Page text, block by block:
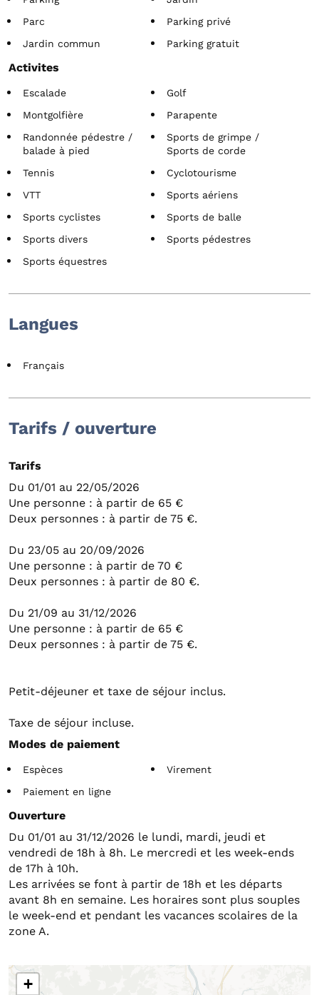
Parc
Parking privé
Jardin commun
Parking gratuit
Activites
Escalade
Golf
Montgolfière
Parapente
Randonnée pédestre /
balade à pied
Sports de grimpe /
Sports de corde
Tennis
Cyclotourisme
VTT
Sports aériens
Sports cyclistes
Sports de balle
Sports divers
Sports pédestres
Sports équestres
Langues
Français
Tarifs / ouverture
Tarifs
Du 01/01 au 22/05/2026
Une personne : à partir de 65 €
Deux personnes : à partir de 75 €.
Du 23/05 au 20/09/2026
Une personne : à partir de 70 €
Deux personnes : à partir de 80 €.
Du 21/09 au 31/12/2026
Une personne : à partir de 65 €
Deux personnes : à partir de 75 €.
Petit-déjeuner et taxe de séjour inclus.
Taxe de séjour incluse.
Modes de paiement
Espèces
Virement
Paiement en ligne
Ouverture
Du 01/01 au 31/12/2026 le lundi, mardi, jeudi et
vendredi de 18h à 8h. Le mercredi et les week-ends
de 17h à 10h.
Les arrivées se font à partir de 18h et les départs
avant 8h en semaine. Les horaires sont plus souples
le week-end et pendant les vacances scolaires de la
zone A.
+